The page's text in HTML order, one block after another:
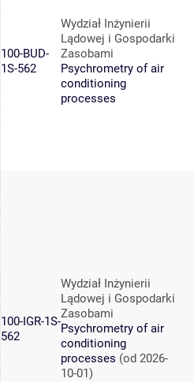
100-BUD-
1S-562
Wydział Inżynierii
Lądowej i Gospodarki
Zasobami
Psychrometry of air
conditioning
processes
100-IGR-1S-
562
Wydział Inżynierii
Lądowej i Gospodarki
Zasobami
Psychrometry of air
conditioning
processes (od 2026-
10-01)